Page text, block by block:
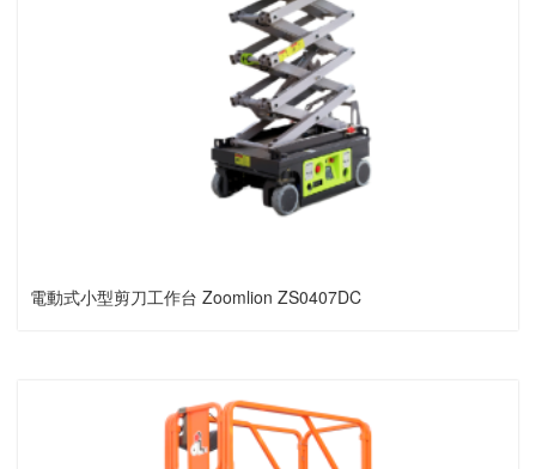
電動式小型剪刀工作台 Zoomlion ZS0407DC